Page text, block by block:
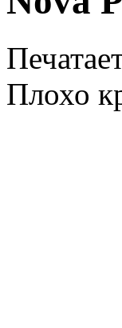
Плохо